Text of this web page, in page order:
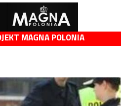
MAGNA POLONIA